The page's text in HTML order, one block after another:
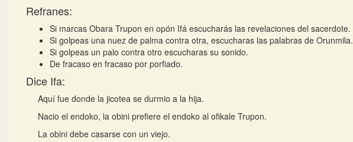
Refranes:
Si marcas Obara Trupon en opón Ifá escucharás las revelaciones del sacerdote.
Si golpeas una nuez de palma contra otra, escucharas las palabras de Orunmila.
Si golpeas un palo contra otro escucharas su sonido.
De fracaso en fracaso por porfiado.
Dice Ifa:
Aquí fue donde la jicotea se durmio a la hija.
Nacio el endoko, la obini prefiere el endoko al ofikale Trupon.
La obini debe casarse con un viejo.